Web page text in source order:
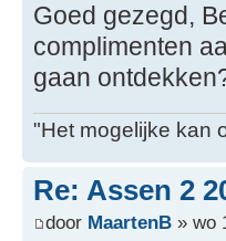
Goed gezegd,
complimenten
gaan
"Het mogelijke kan
Re: Assen 2
door MaartenB » wo